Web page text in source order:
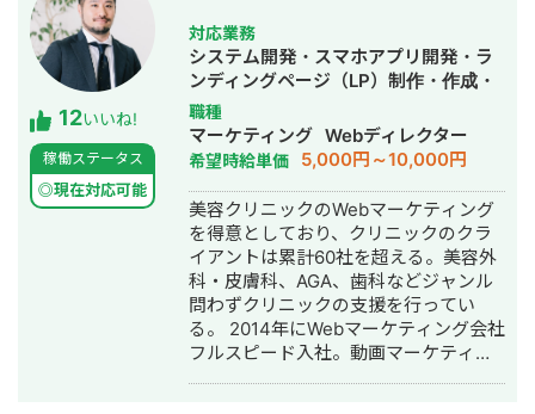
12いいね!
稼働ステータス
◎現在対応可能
対応業務
システム開発・スマホアプリ開発・ラ
ンディングページ（LP）制作・作成・
Youtubeチャンネル運営代行・立ち上
げ・ECサイト構築・ネットショップ作
成代行・SEO対策・新規事業立上・
SNS運用代行・記事作成代行・ライテ
ィング・ホームページ制作・作成・バ
ナー制作・デザイン・ロゴデザイン・
作成・リスティング広告運用代行・オ
ウンドメディア制作・構築・運用代
行・動画制作・動画編集・営業代行
職種
マーケティング Webディレクター
希望時給単価 5,000円～10,000円
美容クリニックのWebマーケティング
を得意としており、クリニックのクラ
イアントは累計60社を超える。美容外
科・皮膚科、AGA、歯科などジャンル
問わずクリニックの支援を行ってい
る。 2014年にWebマーケティング会社
フルスピード入社。動画マーケティン